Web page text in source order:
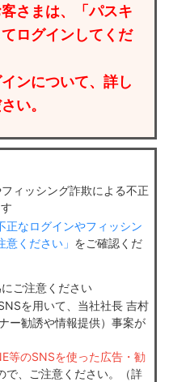
さまは、「パスキ
ログインしてくだ
ンについて、詳し
い。
ィッシング詐欺による不正
正なログインやフィッシン
ください」 をご確認くだ
ご注意ください
を用いて、当社社長 吉村
ー勧誘や情報提供）事案が
等のSNSを使った広告・勧
で、ご注意ください。（詳